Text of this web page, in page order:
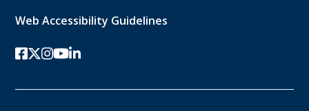
Web Accessibility Guidelines
Facebook
twitter-x
Instagram
YouTube
linkedin